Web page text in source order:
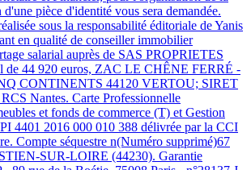
pièce d'identité vous sera demandée.
sous la responsabilité éditoriale de Yanis
en qualité de conseiller immobilier
salarial auprès de SAS PROPRIETES
de 44 920 euros, ZAC LE CHÊNE FERRÉ -
CONTINENTS 44120 VERTOU; SIRET
Nantes. Carte Professionnelle
et fonds de commerce (T) et Gestion
4401 2016 000 010 388 délivrée par la CCI
Compte séquestre n(Numéro supprimé)67
SUR-LOIRE (44230). Garantie